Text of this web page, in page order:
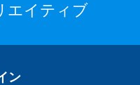
エイティブ
ン